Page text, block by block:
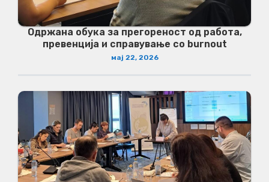
Одржана обука за прегореност од работа,
превенција и справување со burnout
мај 22, 2026